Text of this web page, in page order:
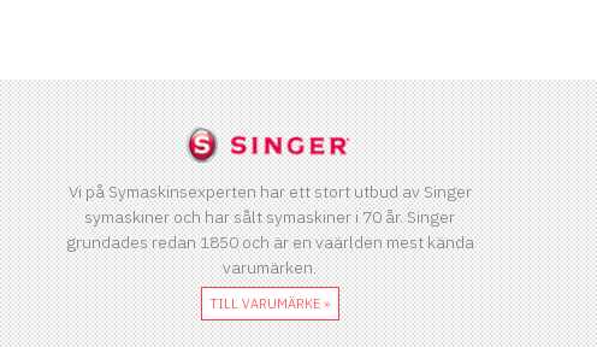
Vi på Symaskinsexperten har ett stort utbud av Singer
symaskiner och har sålt symaskiner i 70 år. Singer
grundades redan 1850 och är en vaärlden mest kända
varumärken.
TILL VARUMÄRKE »